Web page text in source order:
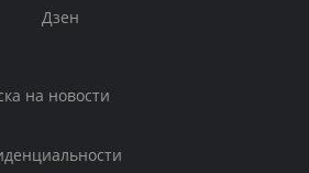
Дзен
на новости